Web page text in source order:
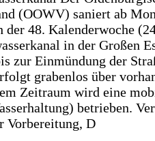
(OOWV) saniert ab
48. Kalenderwoche
in der Großen
zur Einmündung der
grabenlos über
Zeitraum wird eine
betrieben.
Vorbereitung, D